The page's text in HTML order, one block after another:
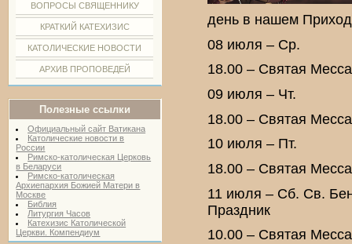
ВОПРОСЫ СВЯЩЕННИКУ
КРАТКИЙ КАТЕХИЗИС
КАТОЛИЧЕСКИЕ НОВОСТИ
АРХИВ ПРОПОВЕДЕЙ
Полезные ссылки
Официальный сайт Ватикана
Католические новости в
России
Римско-католическая Церковь
в Беларуси
Римско-католическая
Архиепархия Божией Матери в
Москве
Библия
Литургия Часов
Катехизис Католической
Церкви. Компендиум
день в нашем
08 июля – Ср.
18.00 – Святая
09 июля – Чт.
18.00 – Святая
10 июля – Пт.
18.00 – Святая
11 июля – Сб. Св.
Праздник
10.00 – Святая